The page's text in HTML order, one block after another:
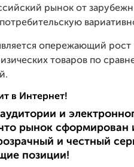
рынок от
опережающий рост
товаров по
в Интернет!
и
рынок сформирован
и честный
позиции!